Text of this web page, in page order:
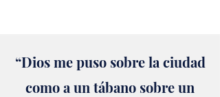
“Dios me puso sobre la ciudad
como a un tábano sobre un